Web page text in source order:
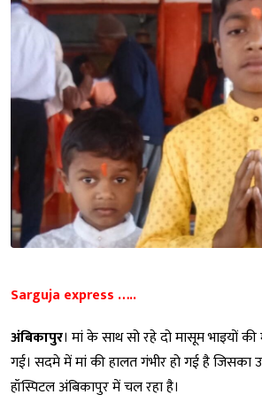
Sarguja express …..
अंबिकापुर। मां के साथ सो रहे दो मासूम भाइयों
गई। सदमे में मां की हालत गंभीर हो गई है
हॉस्पिटल अंबिकापुर में चल रहा है।